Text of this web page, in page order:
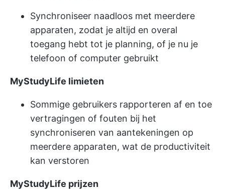
Synchroniseer naadloos met meerdere
apparaten, zodat je altijd en overal
toegang hebt tot je planning, of je nu je
telefoon of computer gebruikt
MyStudyLife limieten
Sommige gebruikers rapporteren af en toe
vertragingen of fouten bij het
synchroniseren van aantekeningen op
meerdere apparaten, wat de productiviteit
kan verstoren
MyStudyLife prijzen